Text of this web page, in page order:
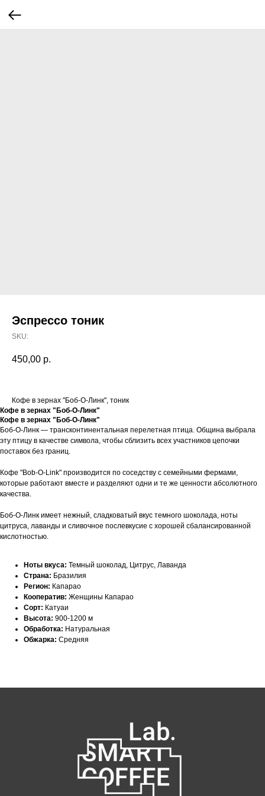
Эспрессо тоник
SKU:
450,00 р.
Кофе в зернах "Боб-О-Линк", тоник
Кофе в зернах "Боб-О-Линк"
Кофе в зернах "Боб-О-Линк"
Боб-О-Линк — трансконтинентальная перелетная птица. Община выбрала
эту птицу в качестве символа, чтобы сблизить всех участников цепочки
поставок без границ.
Кофе "Bob-O-Link" производится по соседству с семейными фермами,
которые работают вместе и разделяют одни и те же ценности абсолютного
качества.
Боб-О-Линк имеет нежный, сладковатый вкус темного шоколада, ноты
цитруса, лаванды и сливочное послевкусие с хорошей сбалансированной
кислотностью.
Ноты вкуса: Темный шоколад, Цитрус, Лаванда
Страна: Бразилия
Регион: Капарао
Кооператив: Женщины Капарао
Сорт: Катуаи
Высота: 900-1200 м
Обработка: Натуральная
Обжарка: Средняя
ВДНХ
Как нас найти: